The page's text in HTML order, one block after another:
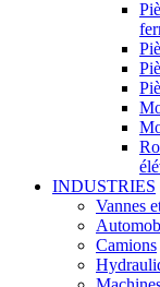
INDUSTRIES
Vannes
Camions